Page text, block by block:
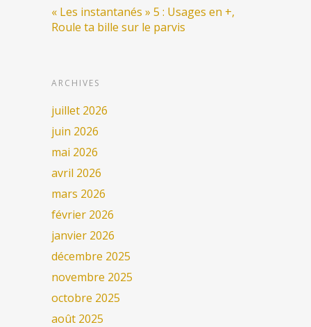
« Les instantanés » 5 : Usages en +,
Roule ta bille sur le parvis
ARCHIVES
juillet 2026
juin 2026
mai 2026
avril 2026
mars 2026
février 2026
janvier 2026
décembre 2025
novembre 2025
octobre 2025
août 2025